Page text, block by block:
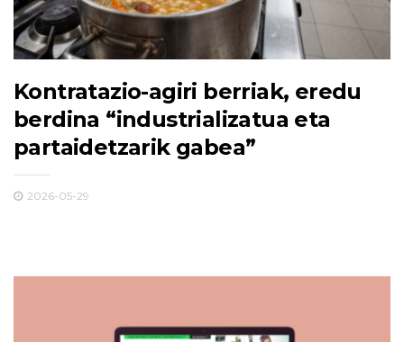
Kontratazio-agiri berriak, eredu
berdina “industrializatua eta
partaidetzarik gabea”
2026-05-29